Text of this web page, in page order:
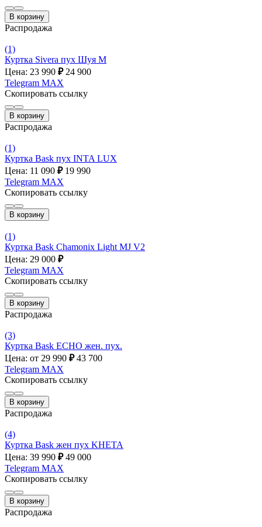
В корзину
Распродажа
(1)
Куртка Sivera пух Шуя М
Цена: 23 990 ₽ 24 900
Telegram MAX
Скопировать ссылку
В корзину
Распродажа
(1)
Куртка Bask пух INTA LUX
Цена: 11 090 ₽ 19 990
Telegram MAX
Скопировать ссылку
В корзину
(1)
Куртка Bask Chamonix Light MJ V2
Цена: 29 000 ₽
Telegram MAX
Скопировать ссылку
В корзину
Распродажа
(3)
Куртка Bask ECHO жен. пух.
Цена: от 29 990 ₽ 43 700
Telegram MAX
Скопировать ссылку
В корзину
Распродажа
(4)
Куртка Bask жен пух KHETA
Цена: 39 990 ₽ 49 000
Telegram MAX
Скопировать ссылку
В корзину
Распродажа